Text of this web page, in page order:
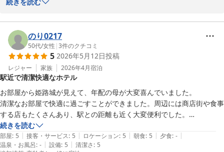
館内の清潔感や近代的な雰囲気、そして朝食ビュッフェにご満足い
ただけたとのこと、大変嬉しく拝見いたしました。地元名物もお楽
しみいただけたようで、スタッフ一同何よりの励みになります。
一方で、お部屋から姫路城をご覧いただけなかった点につきまして
は、ご期待に添えず申し訳ございませんでした。オンライン販売に
てお城眺望確約プランもございますので、次回ご利用の際はぜひご
利用いただければ幸いでございます。
また、大浴場に関する貴重なご意見もありがとうございます。今後
のサービス向上の参考とさせていただきます。
のり0217
50代/女性 |3件のクチコミ
5 2026年5月12日投稿
レジャー 家族 2026年4月宿泊
駅近で清潔快適なホテル
お部屋から姫路城が見えて、年配の母が大変喜んでいました。
清潔なお部屋で快適に過ごすことができました。周辺には商店街や食事
する店もたくさんあり、駅との距離も近く大変便利でした。
ご当地グルメもある朝食バイキングもおいしかったです。ありがとうご
ざいました。
続きを読む
部屋: 5 | 接客・サービス: 5 | ロケーション: 5 | 朝食: 5 | 夕食: - |
温泉・お風呂: - | 設備: 5 | 清潔さ: 5